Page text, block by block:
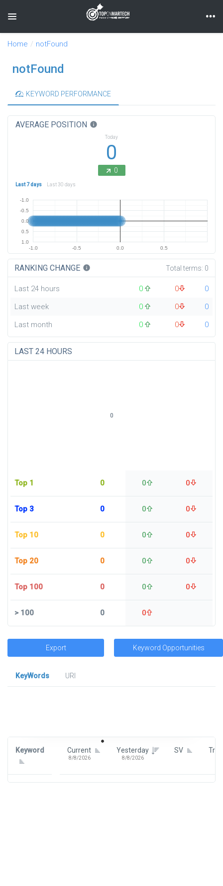
Toggle navigation
Home notFound
notFound
KEYWORD PERFORMANCE
AVERAGE POSITION info
Today
0
0
Last 7 days Last 30 days
-1.0 -0.5 0.0 0.5
-1.0
-0.5
0.0
0.5
1.0
RANKING CHANGE info Total terms: 0
Last 24 hours 0 0
0
Last week
0 0
0
Last month
0 0 0
LAST 24 HOURS
Top 1 0 0 0
Top 3 0 0 0
Top 10 0 0 0
Top 20 0 0 0
Top 100 0 0 0
>100 0 0
0
Export Keyword Opportunities
KeyWords
URl
Keyword Current
8/8/2026
Yesterday
8/8/2026
SV